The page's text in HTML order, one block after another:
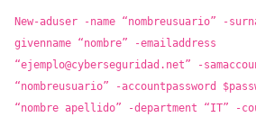
New-aduser -name “nombreusuario” -
givenname “nombre” -emailaddress
“ejemplo@cyberseguridad.net” -
“nombreusuario” -accountpassword
“nombre apellido” -department “IT” -